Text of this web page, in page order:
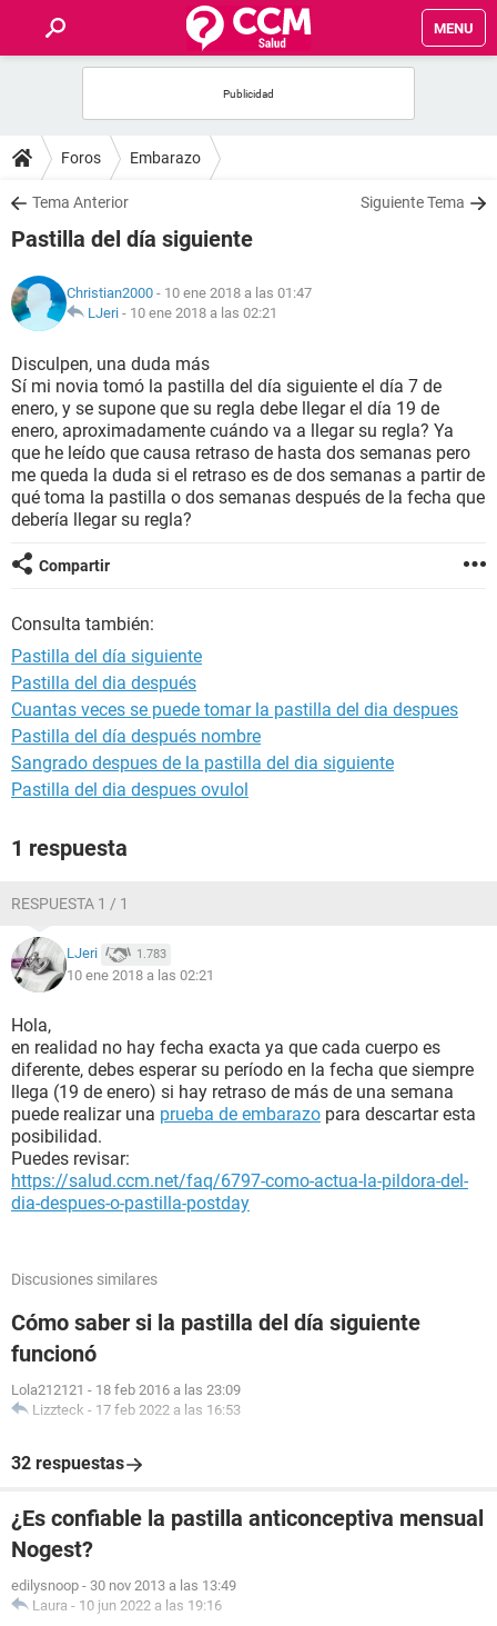
MENU
FOROS
SALUD
NUTRICIÓN
BIENESTAR
SEXUALIDAD
GLOSARIO
Foros Embarazo
Tema Anterior Siguiente Tema
Pastilla del día siguiente
Christian2000 - 10 ene 2018 a las 01:47
LJeri - 10 ene 2018 a las 02:21
Disculpen, una duda más
Sí mi novia tomó la pastilla del día siguiente el día 7 de
enero, y se supone que su regla debe llegar el día 19 de
enero, aproximadamente cuándo va a llegar su regla? Ya
que he leído que causa retraso de hasta dos semanas pero
me queda la duda si el retraso es de dos semanas a partir de
qué toma la pastilla o dos semanas después de la fecha que
debería llegar su regla?
Compartir
Consulta también:
Pastilla del día siguiente
Pastilla del dia después
Cuantas veces se puede tomar la pastilla del dia despues
Pastilla del día después nombre
Sangrado despues de la pastilla del dia siguiente
Pastilla del dia despues ovulol
1 respuesta
RESPUESTA 1 / 1
LJeri 1.783
10 ene 2018 a las 02:21
Hola,
en realidad no hay fecha exacta ya que cada cuerpo es
diferente, debes esperar su período en la fecha que siempre
llega (19 de enero) si hay retraso de más de una semana
puede realizar una prueba de embarazo para descartar esta
posibilidad.
Puedes revisar:
https://salud.ccm.net/faq/6797-como-actua-la-pildora-del-
dia-despues-o-pastilla-postday
Discusiones similares
Cómo saber si la pastilla del día siguiente
funcionó
Lola212121 - 18 feb 2016 a las 23:09
Lizzteck - 17 feb 2022 a las 16:53
32 respuestas
¿Es confiable la pastilla anticonceptiva mensual
Nogest?
edilysnoop - 30 nov 2013 a las 13:49
Laura - 10 jun 2022 a las 19:16